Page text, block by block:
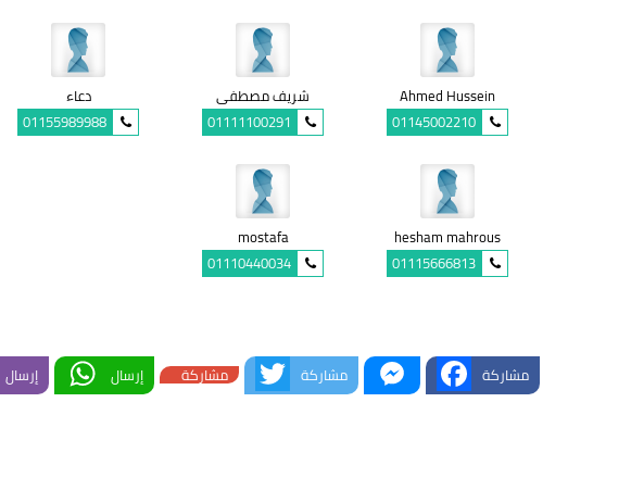
Ahmed Hussein
01145002210
شريف مصطفى
01111100291
دعاء
01155989988
hesham mahrous
01115666813
mostafa
01110440034
مشاركة Facebook
Messenger
مشاركة Twitterمشاركة إرسال WhatsApp
إرسال